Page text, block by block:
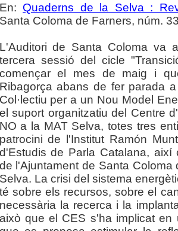
En: Quaderns de la Selva :
Santa Coloma de Farners, núm.
L'Auditori de Santa Coloma va
tercera sessió del cicle
començar el mes de maig i
Ribagorça abans de fer parada
Col·lectiu per a un Nou Model
el suport organitzatiu del Centre
NO a la MAT Selva, totes tres
patrocini de l'Institut Ramón
d'Estudis de Parla Catalana, així
de l'Ajuntament de Santa
Selva. La crisi del sistema
té sobre els recursos, sobre el
necessària la recerca i la
això que el CES s'ha implicat en